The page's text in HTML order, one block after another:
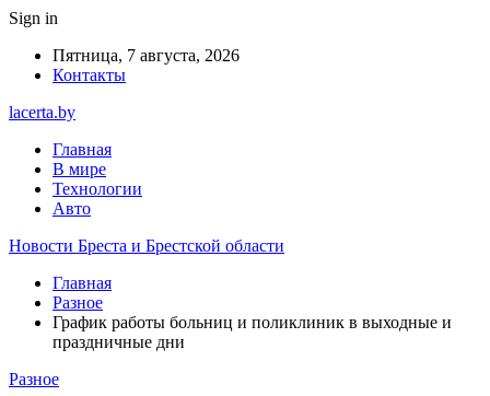
Sign in
Пятница, 7 августа, 2026
Контакты
lacerta.by
Главная
В мире
Технологии
Авто
Новости Бреста и Брестской области
Главная
Разное
График работы больниц и поликлиник в выходные и
праздничные дни
Разное